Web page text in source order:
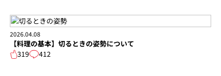
2026.04.08
【料理の基本】切るときの姿勢について
319
412